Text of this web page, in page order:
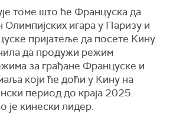
томе што ће Француска да
Олимпијских игара у Паризу и
пријатеље да посете Кину.
да продужи режим
за грађане Француске и
који ће доћи у Кину на
период до краја 2025.
је кинески лидер.